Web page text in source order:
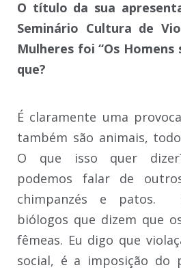
O título da sua
Seminário Cultura de
Mulheres foi “Os Homens
que?
É claramente uma
também são animais,
O que isso quer
podemos falar de
chimpanzés e patos.
biólogos que dizem que
fêmeas. Eu digo que
social, é a imposição do